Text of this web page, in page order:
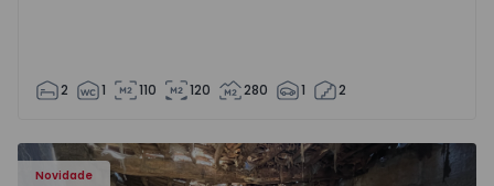
2 1 110 120 280 1 2
Novidade
Moradia Vila Real, São Tomé do Castelo e Justes -